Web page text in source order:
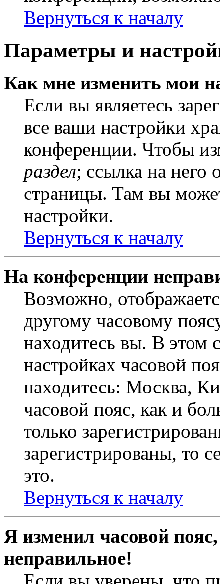
Вернуться к началу
Параметры и
Как мне изменить мои
Если вы являетесь
все ваши настройки
конференции. Чтобы
раздел; ссылка на него
страницы. Там вы
настройки.
Вернуться к началу
На конференции
Возможно,
другому часовому
находитесь вы. В этом
настройках часовой
находитесь: Москва,
часовой пояс, как и
только
зарегистрированы, то
это.
Вернуться к началу
Я изменил часовой
неправильное!